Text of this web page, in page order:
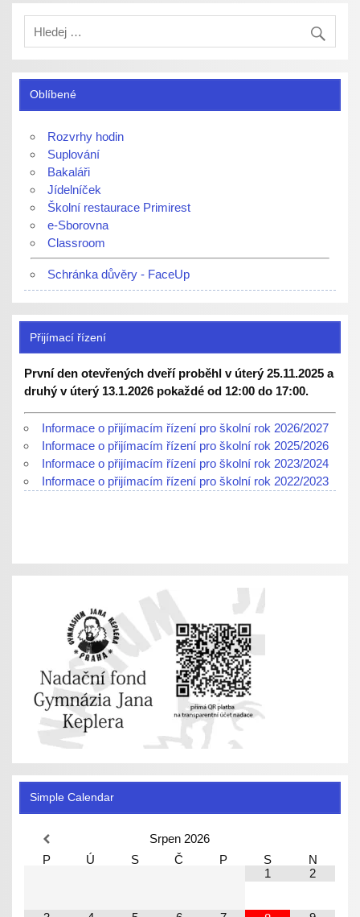
Oblíbené
Rozvrhy hodin
Suplování
Bakaláři
Jídelníček
Školní restaurace Primirest
e-Sborovna
Classroom
Schránka důvěry - FaceUp
Přijímací řízení
První den otevřených dveří proběhl v úterý 25.11.2025 a
druhý v úterý 13.1.2026 pokaždé od 12:00 do 17:00.
Informace o přijímacím řízení pro školní rok 2026/2027
Informace o přijímacím řízení pro školní rok 2025/2026
Informace o přijímacím řízení pro školní rok 2023/2024
Informace o přijímacím řízení pro školní rok 2022/2023
Simple Calendar
Srpen 2026
P
Ú S Č P S
N
1
2